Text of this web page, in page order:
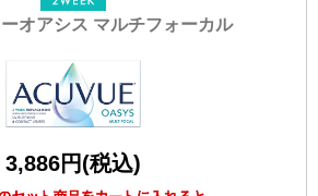
オアシス マルチフォーカル
3,886円(税込)